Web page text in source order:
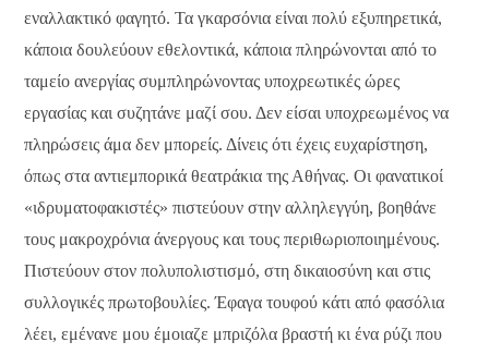
εναλλακτικό φαγητό. Τα γκαρσόνια είναι πολύ εξυπηρετικά,
κάποια δουλεύουν εθελοντικά, κάποια πληρώνονται από το
ταμείο ανεργίας συμπληρώνοντας υποχρεωτικές ώρες
εργασίας και συζητάνε μαζί σου. Δεν είσαι υποχρεωμένος να
πληρώσεις άμα δεν μπορείς. Δίνεις ότι έχεις ευχαρίστηση,
όπως στα αντιεμπορικά θεατράκια της Αθήνας. Οι φανατικοί
«ιδρυματοφακιστές» πιστεύουν στην αλληλεγγύη, βοηθάνε
τους μακροχρόνια άνεργους και τους περιθωριοποιημένους.
Πιστεύουν στον πολυπολιστισμό, στη δικαιοσύνη και στις
συλλογικές πρωτοβουλίες. Έφαγα τουφού κάτι από φασόλια
λέει, εμένανε μου έμοιαζε μπριζόλα βραστή κι ένα ρύζι που